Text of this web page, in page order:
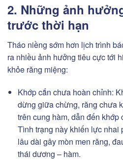
2. Những ảnh
trước thời hạn
Tháo niềng sớm hơn lịch trình
ra nhiều ảnh hưởng tiêu cực tới
khỏe răng miệng:
Khớp cắn chưa hoàn chỉnh:
dừng giữa chừng, răng chưa
trên cung hàm, dẫn đến
Tình trạng này khiến lực nhai
lâu dài gây mòn men răng,
thái dương – hàm.